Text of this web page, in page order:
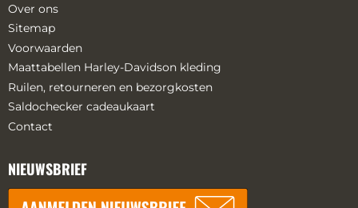
Over ons
Sitemap
Voorwaarden
Maattabellen Harley-Davidson kleding
Ruilen, retourneren en bezorgkosten
Saldochecker cadeaukaart
Contact
NIEUWSBRIEF